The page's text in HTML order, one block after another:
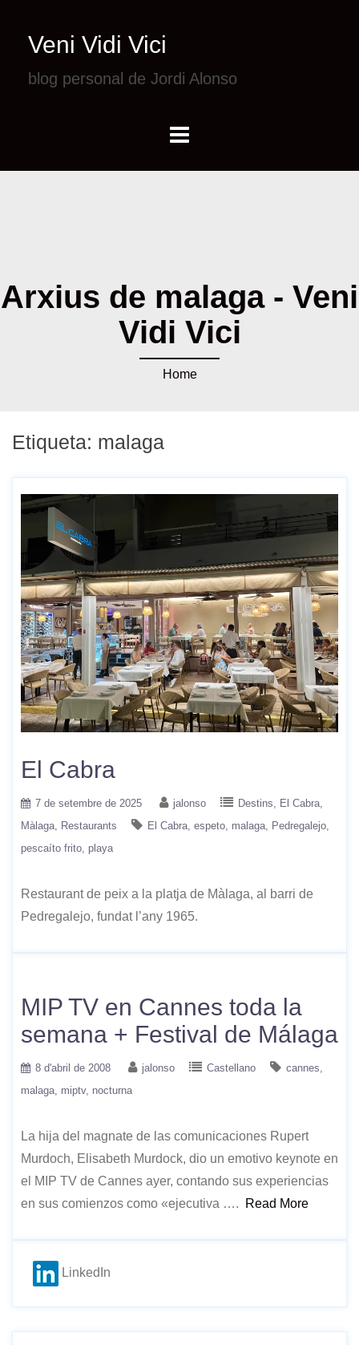
Veni Vidi Vici
blog personal de Jordi Alonso
Arxius de malaga - Veni
Vidi Vici
Home
Etiqueta: malaga
El Cabra
7 de setembre de 2025 jalonso Destins
El Cabra
Màlaga
Restaurants El Cabra espeto malaga
Pedregalejo
pescaíto frito playa
Restaurant de peix a la platja de Màlaga, al barri de
Pedregalejo, fundat l’any 1965.
MIP TV en Cannes toda la
semana + Festival de Málaga
8 d'abril de 2008 jalonso Castellano
cannes
malaga miptv nocturna
La hija del magnate de las comunicaciones Rupert
Murdoch, Elisabeth Murdock, dio un emotivo keynote en
el MIP TV de Cannes ayer, contando sus experiencias
en sus comienzos como «ejecutiva ….
Read More
LinkedIn